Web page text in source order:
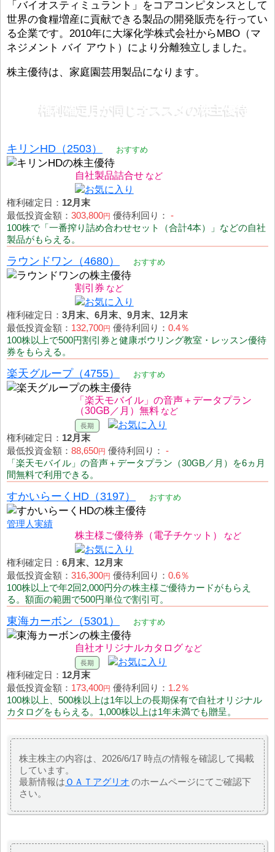
「バイオスティミュラント」をコアコンピタンスとして
世界の食糧増産に貢献できる製品の開発販売を行ってい
る企業です。2010年に大塚化学株式会社からMBO（マ
ネジメント バイ アウト）により分離独立しました。
株主優待は、家庭園芸用製品になります。
権利確定月が同じオススメの株主優待
キリンHD（2503） おすすめ
自社製品詰合せ
権利確定日： 12月末
最低投資金額： 303,800円 優待利回り： -
100株で「一番搾り詰め合わせセット（合計4本）」などの自社
製品がもらえる。
ラウンドワン（4680） おすすめ
割引券
権利確定日： 3月末、6月末、9月末、12月末
最低投資金額： 132,700円 優待利回り： 0.4％
100株以上で500円割引券と健康ボウリング教室・レッスン優待
券をもらえる。
楽天グループ（4755） おすすめ
「楽天モバイル」の音声＋データプラン
（30GB／月）無料
権利確定日： 12月末
最低投資金額： 88,650円 優待利回り： -
「楽天モバイル」の音声＋データプラン（30GB／月）を6ヵ月
間無料で利用できる。
すかいらーくHD（3197） おすすめ
管理人実績
株主様ご優待券（電子チケット）
権利確定日： 6月末、12月末
最低投資金額： 316,300円 優待利回り： 0.6％
100株以上で年2回2,000円分の株主様ご優待カードがもらえ
る。額面の範囲で500円単位で割引可。
東海カーボン（5301） おすすめ
自社オリジナルカタログ
権利確定日： 12月末
最低投資金額： 173,400円 優待利回り： 1.2％
100株以上、500株以上は1年以上の長期保有で自社オリジナル
カタログをもらえる。1,000株以上は1年未満でも贈呈。
株主株主の内容は、2026/6/17 時点の情報を確認して掲載
しています。
最新情報は ＯＡＴアグリオ のホームページにてご確認下
さい。